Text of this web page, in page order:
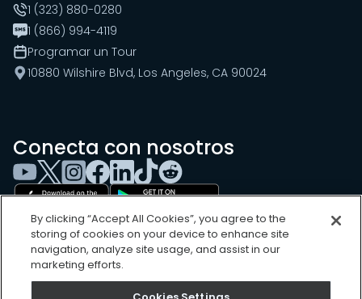
1 (323) 880-0280
1 (866) 994-4119
Programar un Tour
10880 Wilshire Blvd, Los Angeles, CA 90024
Conecta con nosotros
By clicking “Accept All Cookies”, you agree to the
storing of cookies on your device to enhance site
navigation, analyze site usage, and assist in our
marketing efforts.